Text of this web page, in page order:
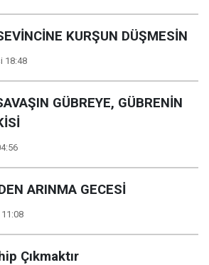
KURŞUN DÜŞMESİN
18:48
GÜBREYE, GÜBRENİN
ARINMA GECESİ
Çıkmaktır